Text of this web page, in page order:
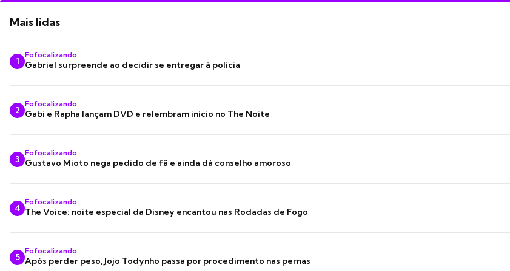
Mais lidas
1
Fofocalizando
Gabriel surpreende ao decidir se entregar à polícia
2
Fofocalizando
Gabi e Rapha lançam DVD e relembram início no The Noite
3
Fofocalizando
Gustavo Mioto nega pedido de fã e ainda dá conselho amoroso
4
Fofocalizando
The Voice: noite especial da Disney encantou nas Rodadas de Fogo
5
Fofocalizando
Após perder peso, Jojo Todynho passa por procedimento nas pernas